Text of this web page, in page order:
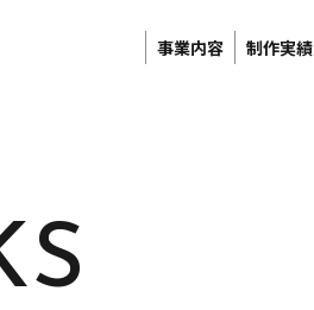
事業内容 制作実績